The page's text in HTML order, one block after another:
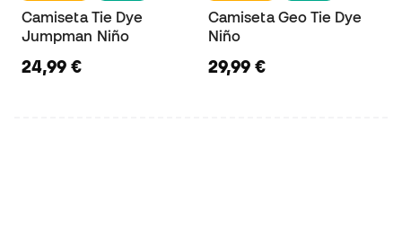
Camiseta Tie Dye
Jumpman Niño
24,99 €
Camiseta Geo Tie Dye
Niño
29,99 €